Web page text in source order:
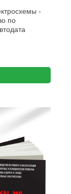
-
по